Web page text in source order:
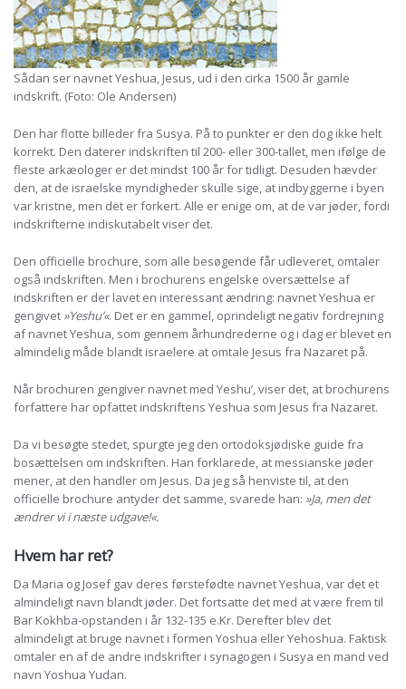
Sådan ser navnet Yeshua, Jesus, ud i den cirka 1500 år gamle
indskrift. (Foto: Ole Andersen)
Den har flotte billeder fra Susya. På to punkter er den dog ikke helt
korrekt. Den daterer indskriften til 200- eller 300-tallet, men ifølge de
fleste arkæologer er det mindst 100 år for tidligt. Desuden hævder
den, at de israelske myndigheder skulle sige, at indbyggerne i byen
var kristne, men det er forkert. Alle er enige om, at de var jøder, fordi
indskrifterne indiskutabelt viser det.
Den officielle brochure, som alle besøgende får udleveret, omtaler
også indskriften. Men i brochurens engelske oversættelse af
indskriften er der lavet en interessant ændring: navnet Yeshua er
gengivet »Yeshu’«. Det er en gammel, oprindeligt negativ fordrejning
af navnet Yeshua, som gennem århundrederne og i dag er blevet en
almindelig måde blandt israelere at omtale Jesus fra Nazaret på.
Når brochuren gengiver navnet med Yeshu’, viser det, at brochurens
forfattere har opfattet indskriftens Yeshua som Jesus fra Nazaret.
Da vi besøgte stedet, spurgte jeg den ortodoksjødiske guide fra
bosættelsen om indskriften. Han forklarede, at messianske jøder
mener, at den handler om Jesus. Da jeg så henviste til, at den
officielle brochure antyder det samme, svarede han: »Ja, men det
ændrer vi i næste udgave!«.
Hvem har ret?
Da Maria og Josef gav deres førstefødte navnet Yeshua, var det et
almindeligt navn blandt jøder. Det fortsatte det med at være frem til
Bar Kokhba-opstanden i år 132-135 e.Kr. Derefter blev det
almindeligt at bruge navnet i formen Yoshua eller Yehoshua. Faktisk
omtaler en af de andre indskrifter i synagogen i Susya en mand ved
navn Yoshua Yudan.